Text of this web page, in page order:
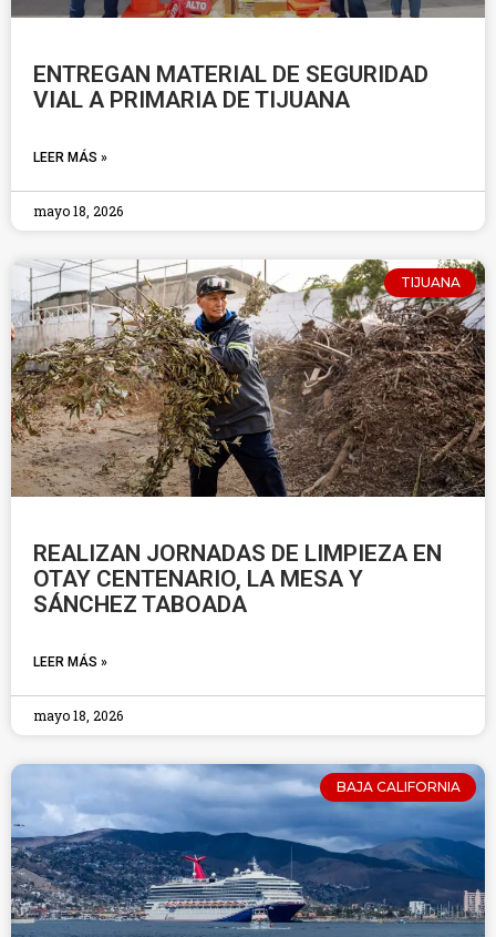
ENTREGAN MATERIAL DE SEGURIDAD
VIAL A PRIMARIA DE TIJUANA
LEER MÁS »
mayo 18, 2026
TIJUANA
REALIZAN JORNADAS DE LIMPIEZA EN
OTAY CENTENARIO, LA MESA Y
SÁNCHEZ TABOADA
LEER MÁS »
mayo 18, 2026
BAJA CALIFORNIA